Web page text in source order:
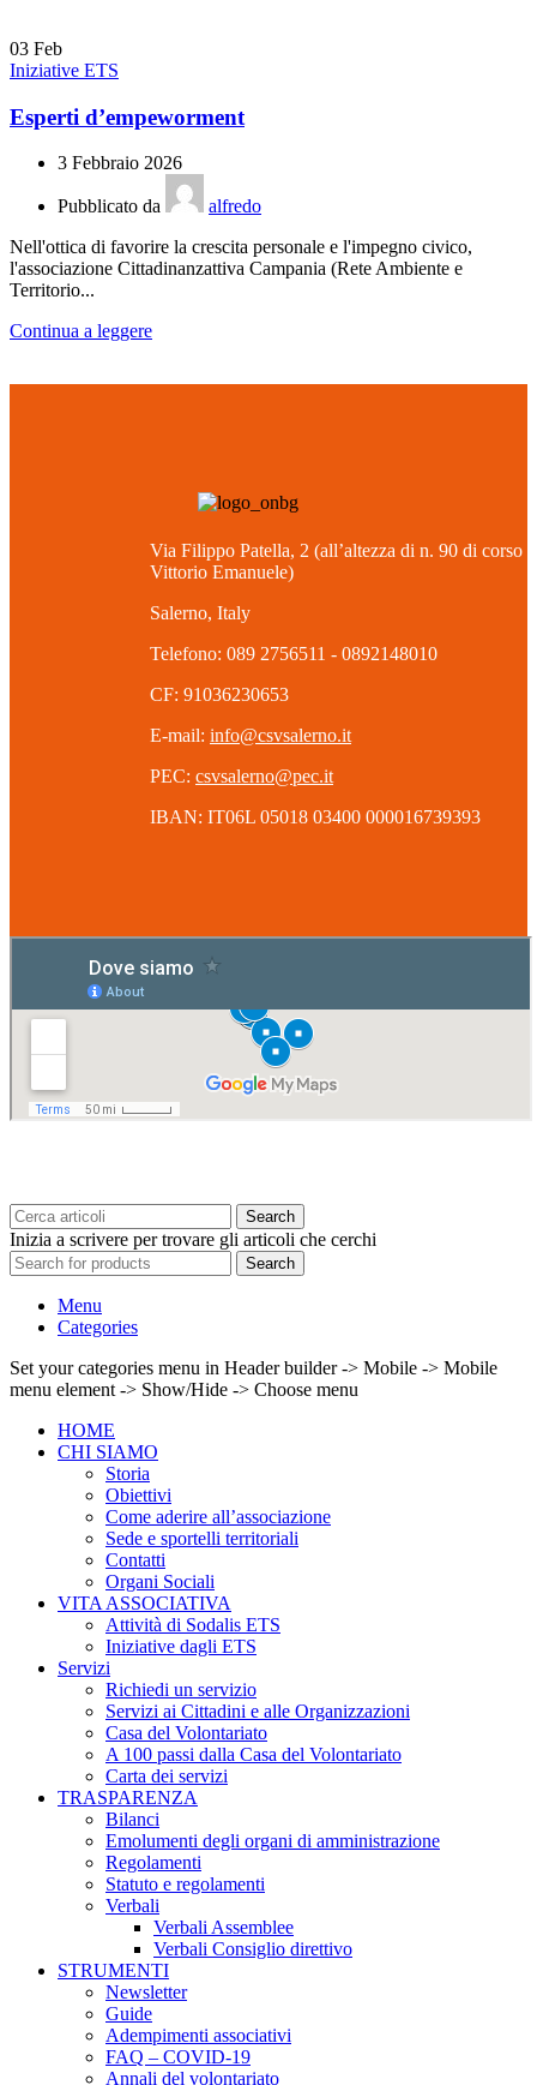
03 Feb
Iniziative ETS
Esperti d’empeworment
3 Febbraio 2026
Pubblicato da
alfredo
Nell'ottica di favorire la crescita personale e l'impegno civico,
l'associazione Cittadinanzattiva Campania (Rete Ambiente e
Territorio...
Continua a leggere
Via Filippo Patella, 2 (all’altezza di n. 90 di corso
Vittorio Emanuele)
Salerno, Italy
Telefono: 089 2756511 - 0892148010
CF: 91036230653
E-mail: info@csvsalerno.it
PEC: csvsalerno@pec.it
IBAN: IT06L 05018 03400 000016739393
Search
Inizia a scrivere per trovare gli articoli che cerchi
Search
Menu
Categories
Set your categories menu in Header builder -> Mobile -> Mobile
menu element -> Show/Hide -> Choose menu
HOME
CHI SIAMO
Storia
Obiettivi
Come aderire all’associazione
Sede e sportelli territoriali
Contatti
Organi Sociali
VITA ASSOCIATIVA
Attività di Sodalis ETS
Iniziative dagli ETS
Servizi
Richiedi un servizio
Servizi ai Cittadini e alle Organizzazioni
Casa del Volontariato
A 100 passi dalla Casa del Volontariato
Carta dei servizi
TRASPARENZA
Bilanci
Emolumenti degli organi di amministrazione
Regolamenti
Statuto e regolamenti
Verbali
Verbali Assemblee
Verbali Consiglio direttivo
STRUMENTI
Newsletter
Guide
Adempimenti associativi
FAQ – COVID-19
Annali del volontariato